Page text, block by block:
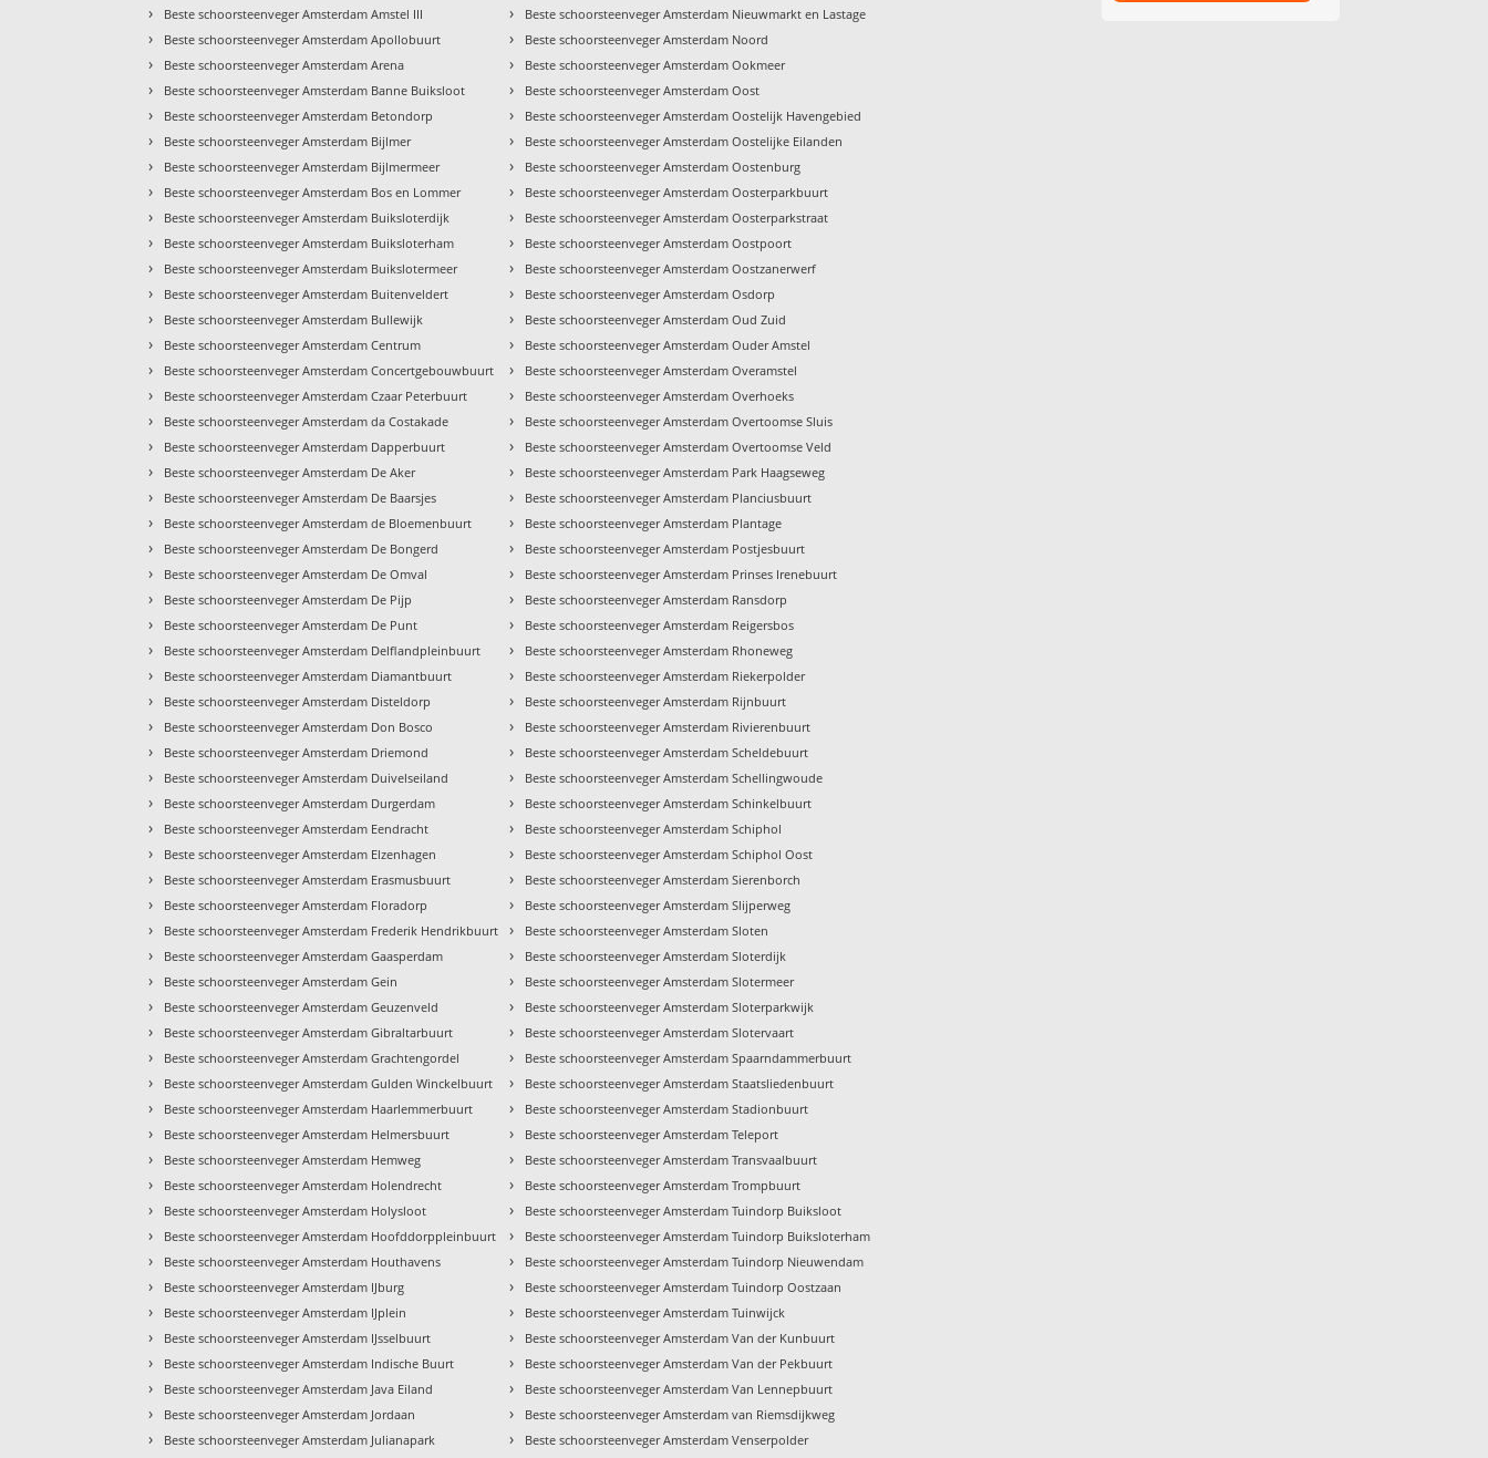
› Beste schoorsteenveger Amsterdam Amstel III
› Beste schoorsteenveger Amsterdam Apollobuurt
› Beste schoorsteenveger Amsterdam Arena
› Beste schoorsteenveger Amsterdam Banne Buiksloot
› Beste schoorsteenveger Amsterdam Betondorp
› Beste schoorsteenveger Amsterdam Bijlmer
› Beste schoorsteenveger Amsterdam Bijlmermeer
› Beste schoorsteenveger Amsterdam Bos en Lommer
› Beste schoorsteenveger Amsterdam Buiksloterdijk
› Beste schoorsteenveger Amsterdam Buiksloterham
› Beste schoorsteenveger Amsterdam Buikslotermeer
› Beste schoorsteenveger Amsterdam Buitenveldert
› Beste schoorsteenveger Amsterdam Bullewijk
› Beste schoorsteenveger Amsterdam Centrum
› Beste schoorsteenveger Amsterdam Concertgebouwbuurt
› Beste schoorsteenveger Amsterdam Czaar Peterbuurt
› Beste schoorsteenveger Amsterdam da Costakade
› Beste schoorsteenveger Amsterdam Dapperbuurt
› Beste schoorsteenveger Amsterdam De Aker
› Beste schoorsteenveger Amsterdam De Baarsjes
› Beste schoorsteenveger Amsterdam de Bloemenbuurt
› Beste schoorsteenveger Amsterdam De Bongerd
› Beste schoorsteenveger Amsterdam De Omval
› Beste schoorsteenveger Amsterdam De Pijp
› Beste schoorsteenveger Amsterdam De Punt
› Beste schoorsteenveger Amsterdam Delflandpleinbuurt
› Beste schoorsteenveger Amsterdam Diamantbuurt
› Beste schoorsteenveger Amsterdam Disteldorp
› Beste schoorsteenveger Amsterdam Don Bosco
› Beste schoorsteenveger Amsterdam Driemond
› Beste schoorsteenveger Amsterdam Duivelseiland
› Beste schoorsteenveger Amsterdam Durgerdam
› Beste schoorsteenveger Amsterdam Eendracht
› Beste schoorsteenveger Amsterdam Elzenhagen
› Beste schoorsteenveger Amsterdam Erasmusbuurt
› Beste schoorsteenveger Amsterdam Floradorp
› Beste schoorsteenveger Amsterdam Frederik Hendrikbuurt
› Beste schoorsteenveger Amsterdam Gaasperdam
› Beste schoorsteenveger Amsterdam Gein
› Beste schoorsteenveger Amsterdam Geuzenveld
› Beste schoorsteenveger Amsterdam Gibraltarbuurt
› Beste schoorsteenveger Amsterdam Grachtengordel
› Beste schoorsteenveger Amsterdam Gulden Winckelbuurt
› Beste schoorsteenveger Amsterdam Haarlemmerbuurt
› Beste schoorsteenveger Amsterdam Helmersbuurt
› Beste schoorsteenveger Amsterdam Hemweg
› Beste schoorsteenveger Amsterdam Holendrecht
› Beste schoorsteenveger Amsterdam Holysloot
› Beste schoorsteenveger Amsterdam Hoofddorppleinbuurt
› Beste schoorsteenveger Amsterdam Houthavens
› Beste schoorsteenveger Amsterdam IJburg
› Beste schoorsteenveger Amsterdam IJplein
› Beste schoorsteenveger Amsterdam IJsselbuurt
› Beste schoorsteenveger Amsterdam Indische Buurt
› Beste schoorsteenveger Amsterdam Java Eiland
› Beste schoorsteenveger Amsterdam Jordaan
› Beste schoorsteenveger Amsterdam Julianapark
› Beste schoorsteenveger Amsterdam Nieuwmarkt en Lastage
› Beste schoorsteenveger Amsterdam Noord
› Beste schoorsteenveger Amsterdam Ookmeer
› Beste schoorsteenveger Amsterdam Oost
› Beste schoorsteenveger Amsterdam Oostelijk Havengebied
› Beste schoorsteenveger Amsterdam Oostelijke Eilanden
› Beste schoorsteenveger Amsterdam Oostenburg
› Beste schoorsteenveger Amsterdam Oosterparkbuurt
› Beste schoorsteenveger Amsterdam Oosterparkstraat
› Beste schoorsteenveger Amsterdam Oostpoort
› Beste schoorsteenveger Amsterdam Oostzanerwerf
› Beste schoorsteenveger Amsterdam Osdorp
› Beste schoorsteenveger Amsterdam Oud Zuid
› Beste schoorsteenveger Amsterdam Ouder Amstel
› Beste schoorsteenveger Amsterdam Overamstel
› Beste schoorsteenveger Amsterdam Overhoeks
› Beste schoorsteenveger Amsterdam Overtoomse Sluis
› Beste schoorsteenveger Amsterdam Overtoomse Veld
› Beste schoorsteenveger Amsterdam Park Haagseweg
› Beste schoorsteenveger Amsterdam Planciusbuurt
› Beste schoorsteenveger Amsterdam Plantage
› Beste schoorsteenveger Amsterdam Postjesbuurt
› Beste schoorsteenveger Amsterdam Prinses Irenebuurt
› Beste schoorsteenveger Amsterdam Ransdorp
› Beste schoorsteenveger Amsterdam Reigersbos
› Beste schoorsteenveger Amsterdam Rhoneweg
› Beste schoorsteenveger Amsterdam Riekerpolder
› Beste schoorsteenveger Amsterdam Rijnbuurt
› Beste schoorsteenveger Amsterdam Rivierenbuurt
› Beste schoorsteenveger Amsterdam Scheldebuurt
› Beste schoorsteenveger Amsterdam Schellingwoude
› Beste schoorsteenveger Amsterdam Schinkelbuurt
› Beste schoorsteenveger Amsterdam Schiphol
› Beste schoorsteenveger Amsterdam Schiphol Oost
› Beste schoorsteenveger Amsterdam Sierenborch
› Beste schoorsteenveger Amsterdam Slijperweg
› Beste schoorsteenveger Amsterdam Sloten
› Beste schoorsteenveger Amsterdam Sloterdijk
› Beste schoorsteenveger Amsterdam Slotermeer
› Beste schoorsteenveger Amsterdam Sloterparkwijk
› Beste schoorsteenveger Amsterdam Slotervaart
› Beste schoorsteenveger Amsterdam Spaarndammerbuurt
› Beste schoorsteenveger Amsterdam Staatsliedenbuurt
› Beste schoorsteenveger Amsterdam Stadionbuurt
› Beste schoorsteenveger Amsterdam Teleport
› Beste schoorsteenveger Amsterdam Transvaalbuurt
› Beste schoorsteenveger Amsterdam Trompbuurt
› Beste schoorsteenveger Amsterdam Tuindorp Buiksloot
› Beste schoorsteenveger Amsterdam Tuindorp Buiksloterham
› Beste schoorsteenveger Amsterdam Tuindorp Nieuwendam
› Beste schoorsteenveger Amsterdam Tuindorp Oostzaan
› Beste schoorsteenveger Amsterdam Tuinwijck
› Beste schoorsteenveger Amsterdam Van der Kunbuurt
› Beste schoorsteenveger Amsterdam Van der Pekbuurt
› Beste schoorsteenveger Amsterdam Van Lennepbuurt
› Beste schoorsteenveger Amsterdam van Riemsdijkweg
› Beste schoorsteenveger Amsterdam Venserpolder